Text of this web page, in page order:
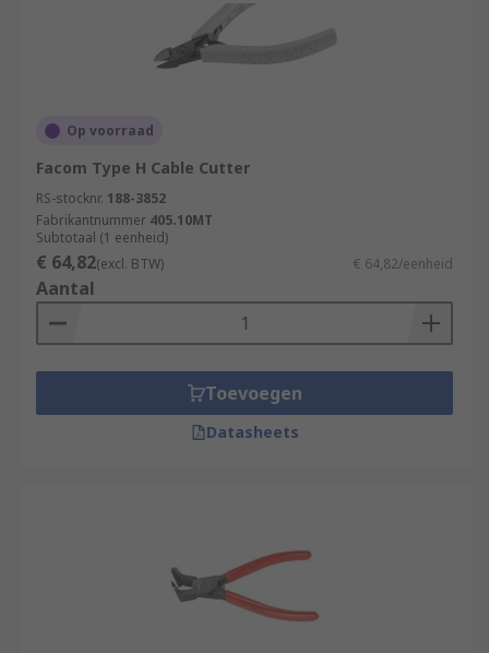
Op voorraad
Facom Type H Cable Cutter
RS-stocknr. 188-3852
Fabrikantnummer 405.10MT
Subtotaal (1 eenheid)
€ 64,82(excl. BTW) € 64,82/eenheid
Aantal
Toevoegen
Datasheets